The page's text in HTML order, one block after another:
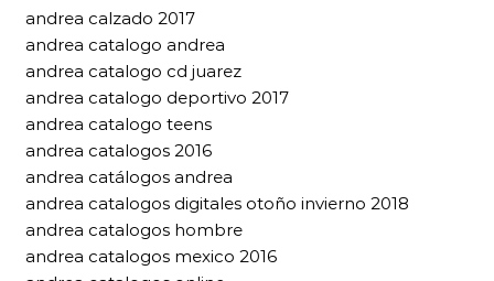
andrea calzado 2017
andrea catalogo andrea
andrea catalogo cd juarez
andrea catalogo deportivo 2017
andrea catalogo teens
andrea catalogos 2016
andrea catálogos andrea
andrea catalogos digitales otoño invierno 2018
andrea catalogos hombre
andrea catalogos mexico 2016